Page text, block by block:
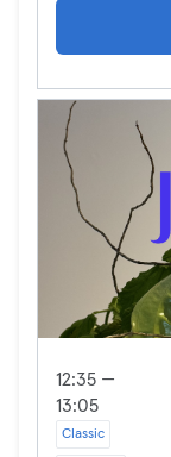
12:35 —
13:05
Classic